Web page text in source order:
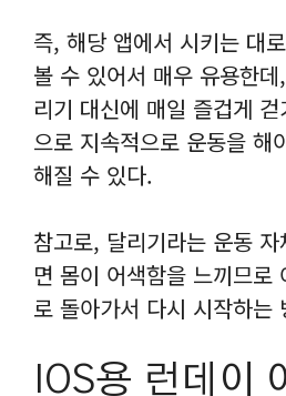
즉, 해당 앱에서 시키는 대
볼 수 있어서 매우 유용한
리기 대신에 매일 즐겁게
으로 지속적으로 운동을 해
해질 수 있다.
참고로, 달리기라는 운동
면 몸이 어색함을 느끼므로
로 돌아가서 다시 시작하는
IOS용 런데이